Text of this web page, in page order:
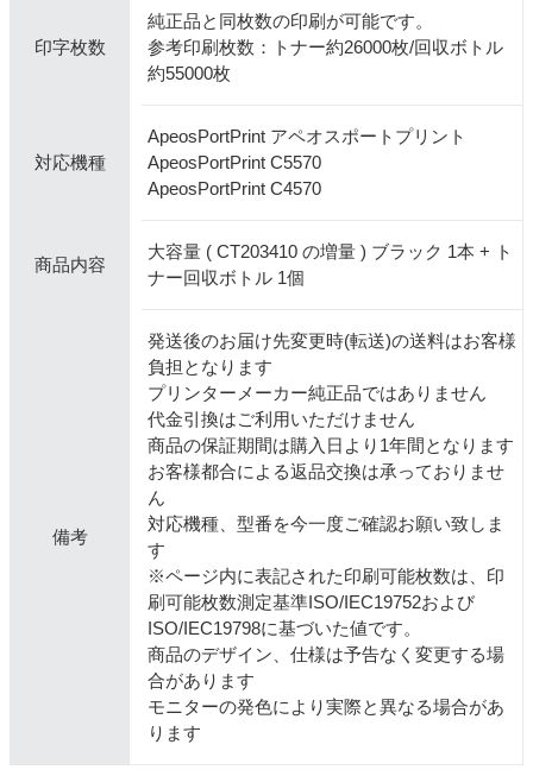
印字枚数
純正品と同枚数の印刷が可能です。
参考印刷枚数：トナー約26000枚/回収ボトル
約55000枚
対応機種
ApeosPortPrint アペオスポートプリント
ApeosPortPrint C5570
ApeosPortPrint C4570
商品内容
大容量 ( CT203410 の増量 ) ブラック 1本 + ト
ナー回収ボトル 1個
備考
発送後のお届け先変更時(転送)の送料はお客様
負担となります
プリンターメーカー純正品ではありません
代金引換はご利用いただけません
商品の保証期間は購入日より1年間となります
お客様都合による返品交換は承っておりませ
ん
対応機種、型番を今一度ご確認お願い致しま
す
※ページ内に表記された印刷可能枚数は、印
刷可能枚数測定基準ISO/IEC19752および
ISO/IEC19798に基づいた値です。
商品のデザイン、仕様は予告なく変更する場
合があります
モニターの発色により実際と異なる場合があ
ります